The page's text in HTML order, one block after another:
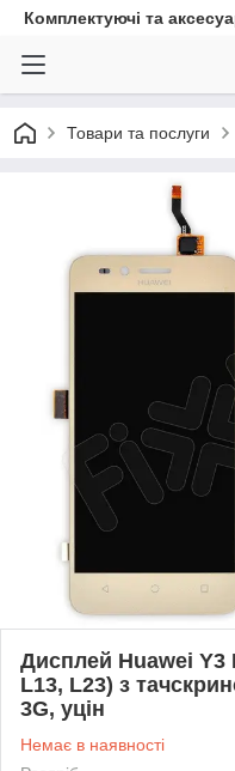
Комплектуючі та
Товари та послуги
Дисплей Huawei Y3
L13, L23) з
3G, уцін
Немає в наявності